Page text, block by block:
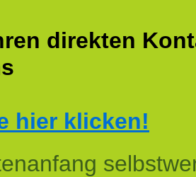
direkten
hier klicken!